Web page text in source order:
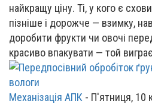
найкращу ціну. Ті, у кого є
пізніше і дорожче — взимку,
доробити фрукти чи овочі
красиво впакувати — той
Механізація АПК - П'ятниця, 10